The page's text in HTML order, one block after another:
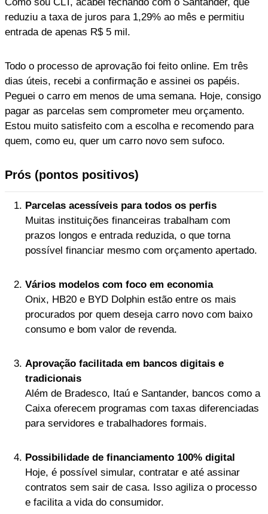
reduziu a taxa de juros para 1,29% ao mês e permitiu
entrada de apenas R$ 5 mil.
Todo o processo de aprovação foi feito online. Em três
dias úteis, recebi a confirmação e assinei os papéis.
Peguei o carro em menos de uma semana. Hoje, consigo
pagar as parcelas sem comprometer meu orçamento.
Estou muito satisfeito com a escolha e recomendo para
quem, como eu, quer um carro novo sem sufoco.
Prós (pontos positivos)
Parcelas acessíveis para todos os perfis
Muitas instituições financeiras trabalham com
prazos longos e entrada reduzida, o que torna
possível financiar mesmo com orçamento apertado.
Vários modelos com foco em economia
Onix, HB20 e BYD Dolphin estão entre os mais
procurados por quem deseja carro novo com baixo
consumo e bom valor de revenda.
Aprovação facilitada em bancos digitais e
tradicionais
Além de Bradesco, Itaú e Santander, bancos como a
Caixa oferecem programas com taxas diferenciadas
para servidores e trabalhadores formais.
Possibilidade de financiamento 100% digital
Hoje, é possível simular, contratar e até assinar
contratos sem sair de casa. Isso agiliza o processo
e facilita a vida do consumidor.